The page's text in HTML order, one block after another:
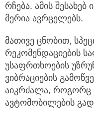
რჩება. ამის
მერია ავრცელებს.
მათივე ცნობით,
რეკომენდაციების
უსაფრთხოების
ვიბრაციების
აიკრძალა, როგორც
ავტომობილების